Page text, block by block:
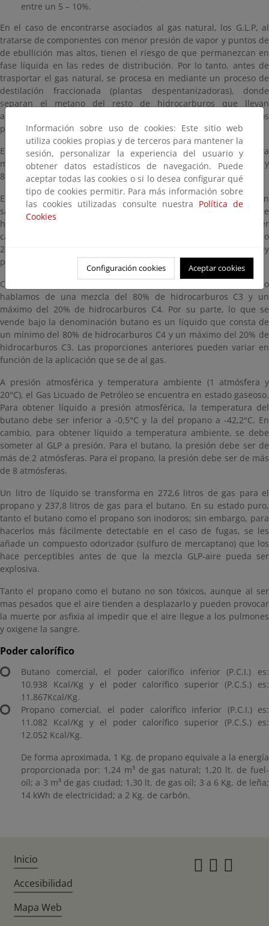
entre un 5 – 10%.
En el caso de encontrarse asociados al gas natural, los G.L.P, al
tratarse de componentes con menor presión de vapor y puntos de
de ebullición mas altos, tienen el riesgo de que permanezcan en
fase líquida en las redes de distribución. Por lo tanto, antes de
trasportar el gas natural, se procesa en mediante un proceso de
destilación fraccionada (plantas despentanizadoras), donde
separan el metano del resto de hidrocarburos que llevan
asociados, y que fundamentalmente van desde los etanos a los
pentanos.
El propano (químicamente) es un compuesto orgánico, cuya
molécula, saturada, está compuesta por tres átomos de carbono y
8 de hidrógeno (fórmula C3H8).
El butano es parecido al propano, salvo que su molécula, también
saturada, está compuesta por cuatro átomos de carbono y 10 de
hidrógeno (fórmula C4H10). Ambos gases tienen un gran poder
calorífico: el propano proporciona 22000 Kcal/m³ y el butano
28300 Kcal/m³, lo que facilita el transporte y los hace muy
prácticos.
Comercialmente hablando, cuando nos referimos a propano
hablamos de una mezcla del 80% de hidrocarburos C3 y un
máximo del 20% de hidrocarburos C4. Por su parte, lo que se
vende bajo la denominación butano es un líquido que consta de
un mínimo del 80% de hidrocarburos C4 y un máximo del 20% de
hidrocarburos C3. Las proporciones anteriores pueden variar en
función de la aplicación que se de al gas.
A presión atmosférica y temperatura ambiente (1 atmósfera y
20°C), el Gas Licuado de Petróleo se encuentra en estado gaseoso.
Para obtener líquido a presión atmosférica, la temperatura del
butano debe ser inferior a -0,5°C y la del propano a -42,2°C. En
cambio, para obtener líquido a temperatura ambiente, se debe
someter al GLP a presión. Para el butano, la presión debe ser de
más de 2 atmósferas. Para el propano, la presión debe ser de más
de 8 atmósferas.
Un litro de líquido se transforma en 272,6 litros de gas para el
propano y 237,8 litros de gas para el butano. En su estado puro,
tanto el butano como el propano son inodoros; sin embargo, para
hacerlos más fácilmente detectable en el caso de fugas, se les
añade un compuesto odorizador (sulfuro de mercaptano) que los
hace perceptibles antes de que la mezcla GLP-aire pueda ser
explosiva.
Tanto el propano como el butano no son tóxicos, aunque al ser
mas pesados que el aire tienden a desplazarlo y pueden provocar
la muerte por asfixia al impedir que el aire llegue a los pulmones
y oxigene la sangre.
Poder calorífico
Butano comercial, el poder calorífico inferior (P.C.I.) es:
10.938 Kcal/Kg y el poder calorífico superior (P.C.S.) es:
11.867Kcal/Kg.
Propano comercial, el poder calorífico inferior (P.C.I.) es:
11.082 Kcal/Kg y el poder calorífico superior (P.C.S.) es:
12.052 Kcal/Kg.
De forma aproximada, 1 Kg. de propano equivale a la energía
proporcionada por: 1,24 m³ de gas natural; 1,20 lt. de fuel-
oíl; a 3 m³ de gas ciudad; 1,30 lt. de gas oíl; 3 a 6 Kg. de leña;
14 kWh de electricidad; a 2 Kg. de carbón.
Información sobre uso de cookies: Este sitio web
utiliza cookies propias y de terceros para mantener la
sesión, personalizar la experiencia del usuario y
obtener datos estadísticos de navegación. Puede
aceptar todas las cookies o si lo desea configurar qué
tipo de cookies permitir. Para más información sobre
las cookies utilizadas consulte nuestra Política de
Cookies
Configuración cookies Aceptar cookies
Inicio
Accesibilidad
Mapa Web